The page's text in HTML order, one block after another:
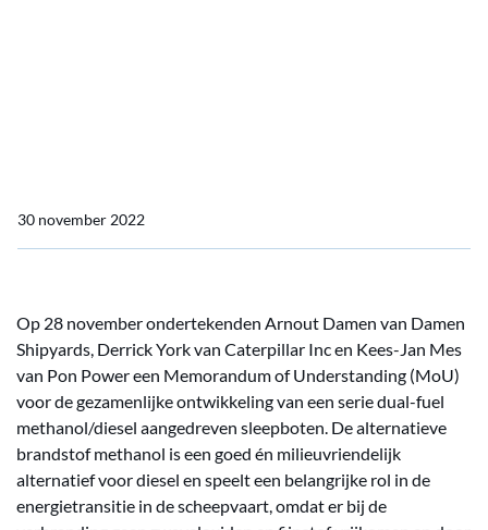
30 november 2022
Op 28 november ondertekenden Arnout Damen van Damen
Shipyards, Derrick York van Caterpillar Inc en Kees-Jan Mes
van Pon Power een Memorandum of Understanding (MoU)
voor de gezamenlijke ontwikkeling van een serie dual-fuel
methanol/diesel aangedreven sleepboten. De alternatieve
brandstof methanol is een goed én milieuvriendelijk
alternatief voor diesel en speelt een belangrijke rol in de
energietransitie in de scheepvaart, omdat er bij de